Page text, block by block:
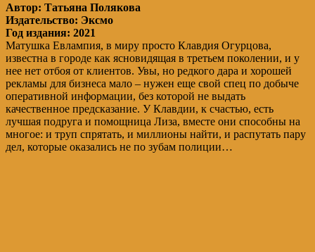
Автор: Татьяна Полякова
Издательство: Эксмо
Год издания: 2021
Матушка Евлампия, в миру просто Клавдия Огурцова,
известна в городе как ясновидящая в третьем поколении, и у
нее нет отбоя от клиентов. Увы, но редкого дара и хорошей
рекламы для бизнеса мало – нужен еще свой спец по добыче
оперативной информации, без которой не выдать
качественное предсказание. У Клавдии, к счастью, есть
лучшая подруга и помощница Лиза, вместе они способны на
многое: и труп спрятать, и миллионы найти, и распутать пару
дел, которые оказались не по зубам полиции…